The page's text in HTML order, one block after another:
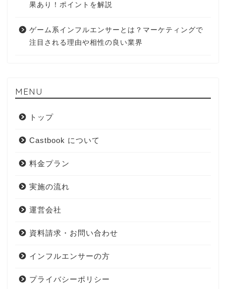
果あり！ポイントを解説
ゲーム系インフルエンサーとは？マーケティングで
注目される理由や相性の良い業界
MENU
トップ
Castbook について
料金プラン
実施の流れ
運営会社
資料請求・お問い合わせ
インフルエンサーの方
プライバシーポリシー